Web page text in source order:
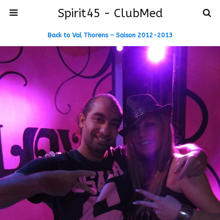
Spirit45 - ClubMed
Back to Val Thorens – Saison 2012-2013